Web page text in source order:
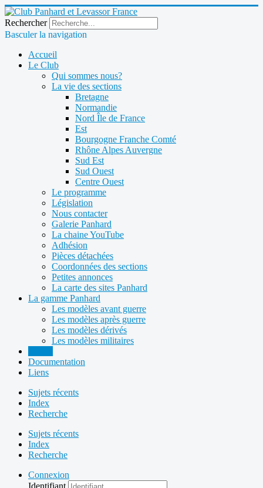
Rechercher
Basculer la navigation
Accueil
Le Club
Qui sommes nous?
La vie des sections
Bretagne
Normandie
Nord Île de France
Est
Bourgogne Franche Comté
Rhône Alpes Auvergne
Sud Est
Sud Ouest
Centre Ouest
Le programme
Législation
Nous contacter
Galerie Panhard
La chaine YouTube
Adhésion
Pièces détachées
Coordonnées des sections
Petites annonces
La carte des sites Panhard
La gamme Panhard
Les modèles avant guerre
Les modèles après guerre
Les modèles dérivés
Les modèles militaires
Documentation
Liens
Sujets récents
Index
Recherche
Sujets récents
Index
Recherche
Connexion
Identifiant